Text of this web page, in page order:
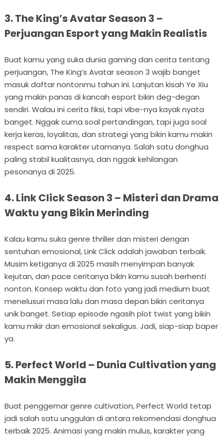
3. The King’s Avatar Season 3 –
Perjuangan Esport yang Makin Realistis
Buat kamu yang suka dunia gaming dan cerita tentang
perjuangan, The King’s Avatar season 3 wajib banget
masuk daftar nontonmu tahun ini. Lanjutan kisah Ye Xiu
yang makin panas di kancah esport bikin deg-degan
sendiri. Walau ini cerita fiksi, tapi vibe-nya kayak nyata
banget. Nggak cuma soal pertandingan, tapi juga soal
kerja keras, loyalitas, dan strategi yang bikin kamu makin
respect sama karakter utamanya. Salah satu donghua
paling stabil kualitasnya, dan nggak kehilangan
pesonanya di 2025.
4. Link Click Season 3 – Misteri dan Drama
Waktu yang Bikin Merinding
Kalau kamu suka genre thriller dan misteri dengan
sentuhan emosional, Link Click adalah jawaban terbaik.
Musim ketiganya di 2025 masih menyimpan banyak
kejutan, dan pace ceritanya bikin kamu susah berhenti
nonton. Konsep waktu dan foto yang jadi medium buat
menelusuri masa lalu dan masa depan bikin ceritanya
unik banget. Setiap episode ngasih plot twist yang bikin
kamu mikir dan emosional sekaligus. Jadi, siap-siap baper
ya.
5. Perfect World – Dunia Cultivation yang
Makin Menggila
Buat penggemar genre cultivation, Perfect World tetap
jadi salah satu unggulan di antara rekomendasi donghua
terbaik 2025. Animasi yang makin mulus, karakter yang